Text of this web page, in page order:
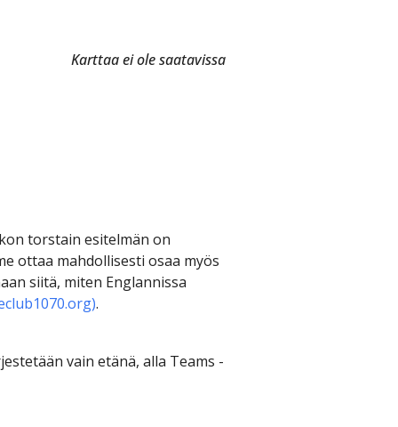
Karttaa ei ole saatavissa
torstain esitelmän on
ottaa mahdollisesti osaa myös
siitä, miten Englannissa
.
vain etänä, alla Teams -